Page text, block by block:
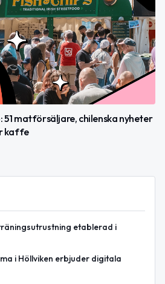
matförsäljare, chilenska nyheter
kaffe
etablerad i
i Höllviken erbjuder digitala